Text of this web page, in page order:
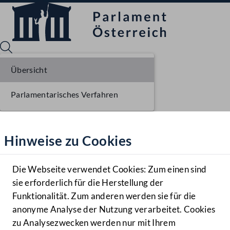
Hilfe
Benutzer
Navigationsmenü öffnen
MENÜ
Hinweise zu Cookies
Die Webseite verwendet Cookies: Zum einen sind
sie erforderlich für die Herstellung der
Funktionalität. Zum anderen werden sie für die
anonyme Analyse der Nutzung verarbeitet. Cookies
zu Analysezwecken werden nur mit Ihrem
Übersicht
Parlamentarisches Verfahren